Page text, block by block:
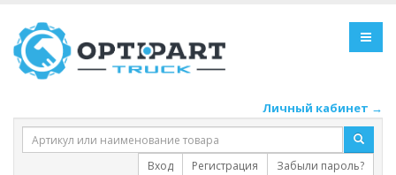
Личный кабинет →
Вход Регистрация Забыли пароль?